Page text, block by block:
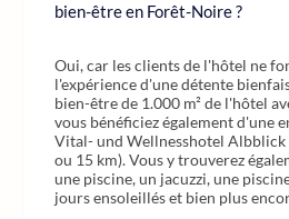
bien-être en Forêt-Noire ?
Oui, car les clients de l'hôtel ne
l'expérience d'une détente
bien-être de 1.000 m² de l'hôtel
vous bénéficiez également d'une
Vital- und Wellnesshotel Albblick
ou 15 km). Vous y trouverez
une piscine, un jacuzzi, une
jours ensoleillés et bien plus